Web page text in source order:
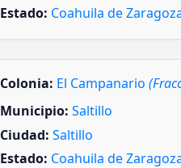
Estado: Coahuila de
Colonia: El Campanario
Municipio: Saltillo
Ciudad: Saltillo
Estado: Coahuila de